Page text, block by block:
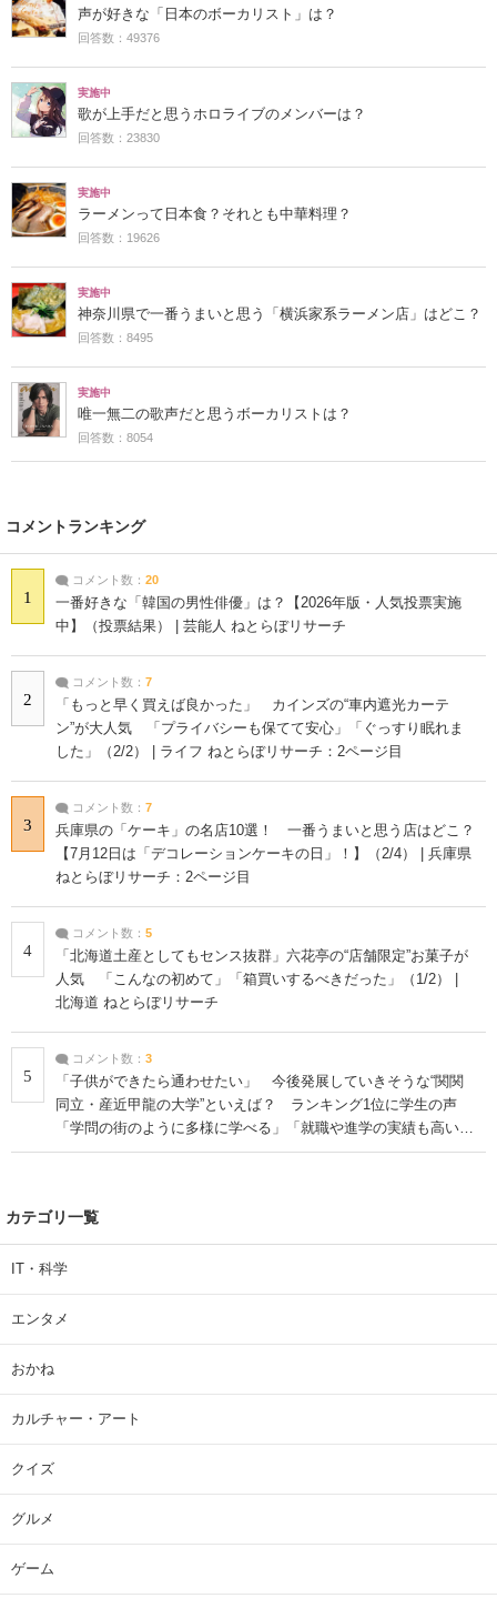
声が好きな「日本のボーカリスト」は？
回答数：49376
実施中
歌が上手だと思うホロライブのメンバーは？
回答数：23830
実施中
ラーメンって日本食？それとも中華料理？
回答数：19626
実施中
神奈川県で一番うまいと思う「横浜家系ラーメン店」はどこ？
回答数：8495
実施中
唯一無二の歌声だと思うボーカリストは？
回答数：8054
コメントランキング
1
コメント数： 20
一番好きな「韓国の男性俳優」は？【2026年版・人気投票実施
中】（投票結果） | 芸能人 ねとらぼリサーチ
2
コメント数： 7
「もっと早く買えば良かった」 カインズの“車内遮光カーテ
ン”が大人気 「プライバシーも保てて安心」「ぐっすり眠れま
した」（2/2） | ライフ ねとらぼリサーチ：2ページ目
3
コメント数： 7
兵庫県の「ケーキ」の名店10選！ 一番うまいと思う店はどこ？
【7月12日は「デコレーションケーキの日」！】（2/4） | 兵庫県
ねとらぼリサーチ：2ページ目
4
コメント数： 5
「北海道土産としてもセンス抜群」六花亭の“店舗限定”お菓子が
人気 「こんなの初めて」「箱買いするべきだった」（1/2） |
北海道 ねとらぼリサーチ
5
コメント数： 3
「子供ができたら通わせたい」 今後発展していきそうな“関関
同立・産近甲龍の大学”といえば？ ランキング1位に学生の声
「学問の街のように多様に学べる」「就職や進学の実績も高い」
| 大学 ねとらぼリサーチ
カテゴリ一覧
IT・科学
エンタメ
おかね
カルチャー・アート
クイズ
グルメ
ゲーム